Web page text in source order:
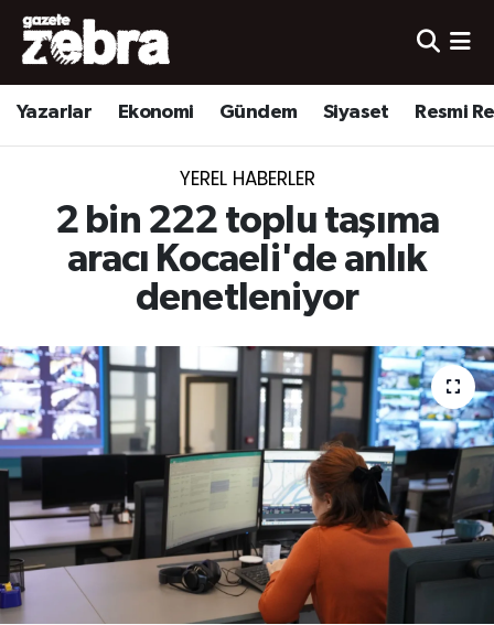
Yazarlar Ekonomi Gündem Siyaset Resmi
YEREL HABERLER
2 bin 222 toplu taşıma
aracı Kocaeli'de anlık
denetleniyor
Yazarlar
Ekonomi
Yerel
Nöbetçi Eczaneler
Hava Durumu
Süper Lig Puan Durumu ve Fikstür
Tüm Manşetler
Son Dakika Haberleri
Haber Arşivi